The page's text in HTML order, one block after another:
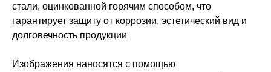
стали, оцинкованной горячим способом, что
гарантирует защиту от коррозии, эстетический вид и
долговечность продукции
Изображения наносятся с помощью